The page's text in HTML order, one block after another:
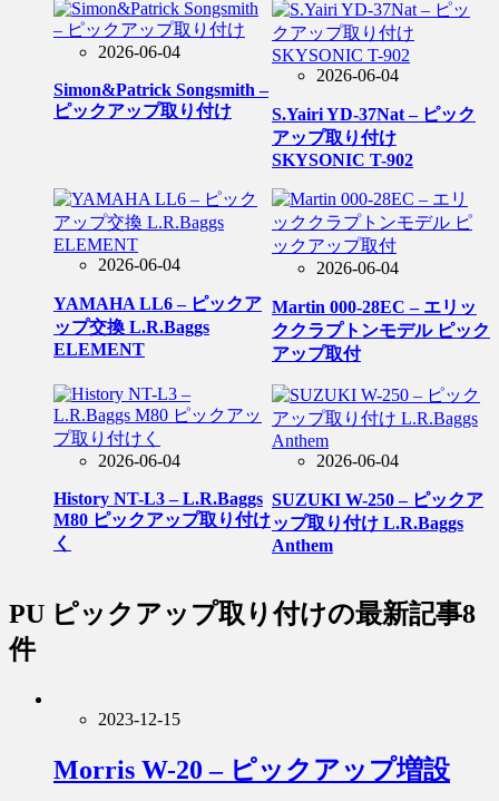
2026-06-04
Simon&Patrick Songsmith –
ピックアップ取り付け
2026-06-04
S.Yairi YD-37Nat – ピック
アップ取り付け
SKYSONIC T-902
2026-06-04
YAMAHA LL6 – ピックア
ップ交換 L.R.Baggs
ELEMENT
2026-06-04
Martin 000-28EC – エリッ
ククラプトンモデル ピック
アップ取付
2026-06-04
History NT-L3 – L.R.Baggs
M80 ピックアップ取り付け
く
2026-06-04
SUZUKI W-250 – ピックア
ップ取り付け L.R.Baggs
Anthem
PU ピックアップ取り付けの最新記事8
件
2023-12-15
Morris W-20 – ピックアップ増設